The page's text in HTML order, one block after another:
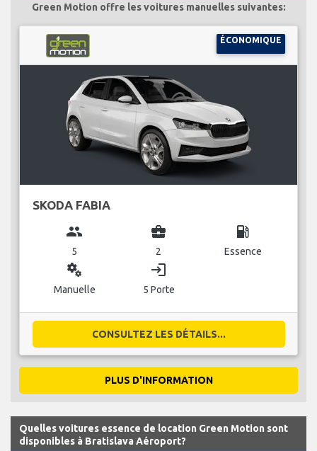
Green Motion offre les voitures manuelles suivantes:
ÉCONOMIQUE
SKODA FABIA
group
5
business_center
2
local_gas_station
Essence
miscellaneous_services
Manuelle
login
5 Porte
CONSULTEZ LES DÉTAILS...
PLUS D'INFORMATION
Quelles voitures essence de location Green Motion sont
disponibles à Bratislava Aéroport?